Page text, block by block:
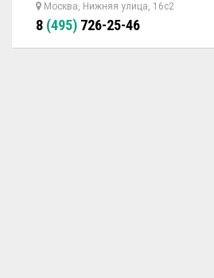
Москва, Нижняя улица, 16с2
8 (495) 726-25-46